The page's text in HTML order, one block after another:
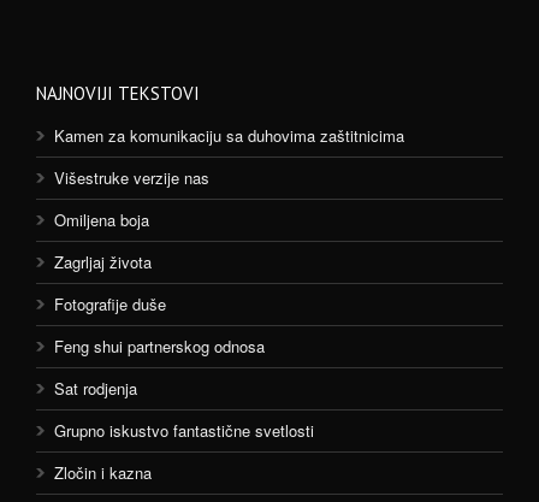
NAJNOVIJI TEKSTOVI
Kamen za komunikaciju sa duhovima zaštitnicima
Višestruke verzije nas
Omiljena boja
Zagrljaj života
Fotografije duše
Feng shui partnerskog odnosa
Sat rodjenja
Grupno iskustvo fantastične svetlosti
Zločin i kazna